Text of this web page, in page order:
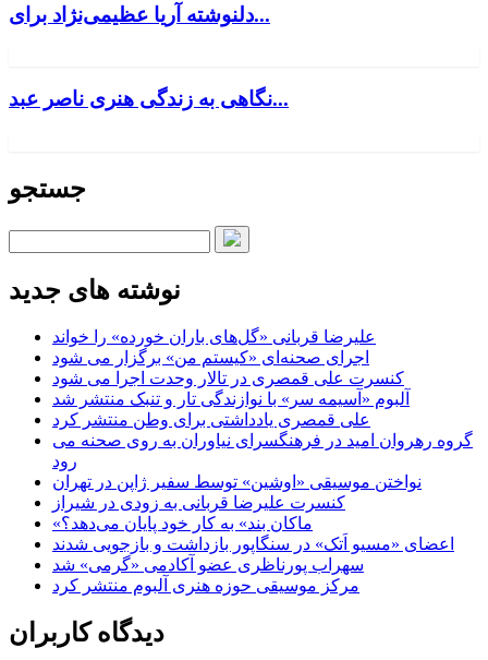
دلنوشته آریا عظیمی‌نژاد برای...
نگاهی به زندگی هنری ناصر عبد...
جستجو
نوشته های جدید
علیرضا قربانی «گل‌های باران خورده» را خواند
اجرای صحنه‌ای «کیستم من» برگزار می شود
کنسرت علی قمصری در تالار وحدت اجرا می شود
آلبوم «آسیمه سر» با نوازندگی تار و تنبک منتشر شد
علی قمصری یادداشتی برای وطن منتشر کرد
گروه رهروان امید در فرهنگسرای نیاوران به روی صحنه می
رود
نواختن موسیقی «اوشین» توسط سفیر ژاپن در تهران
کنسرت علیرضا قربانی به زودی در شیراز
«ماکان بند» به کار خود پایان می‌دهد؟
اعضای «مسیو اَتک» در سنگاپور بازداشت و بازجویی شدند
سهراب پورناظری عضو آکادمی «گرمی» شد
مرکز موسیقی حوزه هنری آلبوم منتشر کرد
دیدگاه کاربران